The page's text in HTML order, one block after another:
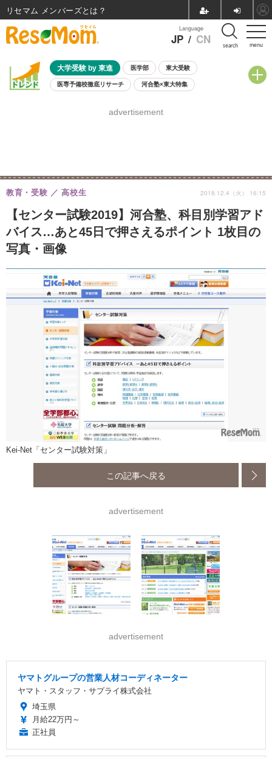
menu
Language
JP / CN search
大学受験 by 東進 医学部 東大受験
医専予備校徹底リサーチ 河合塾×東大特集
8月開催学校説明会・相談会
advertisement
【センター試験2019】河合塾、科目別学習アド
バイス…あと45日で押さえるポイント 1枚目の
写真・画像
教育・受験 高校生 2018.12.4（火） 16:15
Kei-Net「センター試験対策」
この記事へ戻る
advertisement
advertisement
ヤマトグループの営業人材コーディネーター
ヤマト・スタッフ・サプライ株式会社
埼玉県
月給22万円～
正社員
リセマム メンバーズ